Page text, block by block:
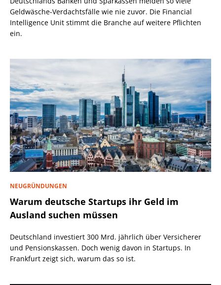
Geldwäsche-Verdachtsfälle wie nie zuvor. Die Financial
Intelligence Unit stimmt die Branche auf weitere Pflichten
ein.
NEUGRÜNDUNGEN
Warum deutsche Startups ihr Geld im
Ausland suchen müssen
Deutschland investiert 300 Mrd. jährlich über Versicherer
und Pensionskassen. Doch wenig davon in Startups. In
Frankfurt zeigt sich, warum das so ist.